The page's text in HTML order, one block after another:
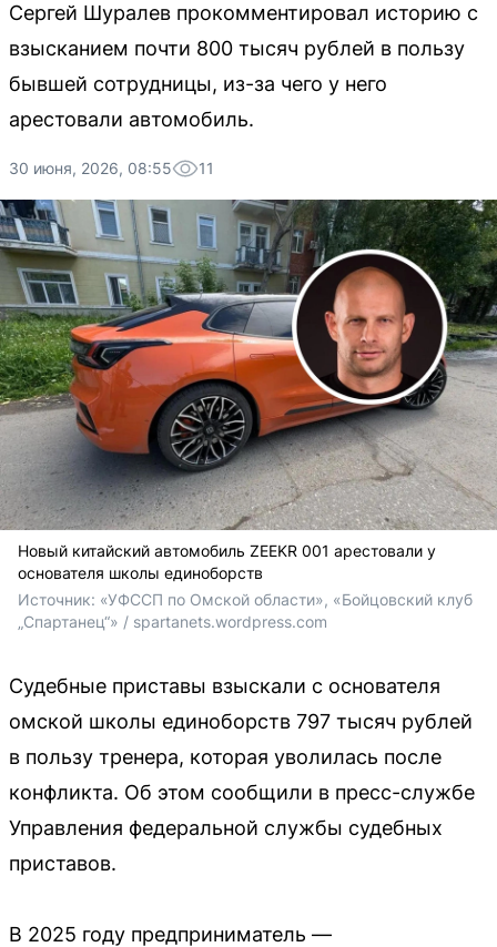
Сергей Шуралев прокомментировал историю с
взысканием почти 800 тысяч рублей в пользу
бывшей сотрудницы, из-за чего у него
арестовали автомобиль.
30 июня, 2026, 08:55 11
Новый китайский автомобиль ZEEKR 001 арестовали у
основателя школы единоборств
Источник: «УФССП по Омской области», «Бойцовский клуб
„Спартанец“» / spartanets.wordpress.com
Судебные приставы взыскали с основателя
омской школы единоборств 797 тысяч рублей
в пользу тренера, которая уволилась после
конфликта. Об этом сообщили в пресс-службе
Управления федеральной службы судебных
приставов.
В 2025 году предприниматель —